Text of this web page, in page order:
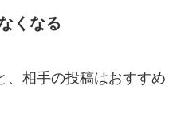
くなる
、相手の投稿はおすすめ